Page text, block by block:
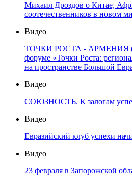
Михаил Дроздов о Китае,
соотечественников в новом
Видео
ТОЧКИ РОСТА - АРМЕНИЯ
форуме «Точки Роста:
на пространстве Большой
Видео
СОЮЗНОСТЬ. К залогам
Видео
Евразийский клуб успехи
Видео
23 февраля в Запорожской